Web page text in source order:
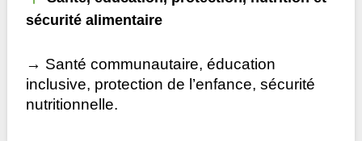
sécurité alimentaire
→ Santé communautaire, éducation
inclusive, protection de l’enfance, sécurité
nutritionnelle.